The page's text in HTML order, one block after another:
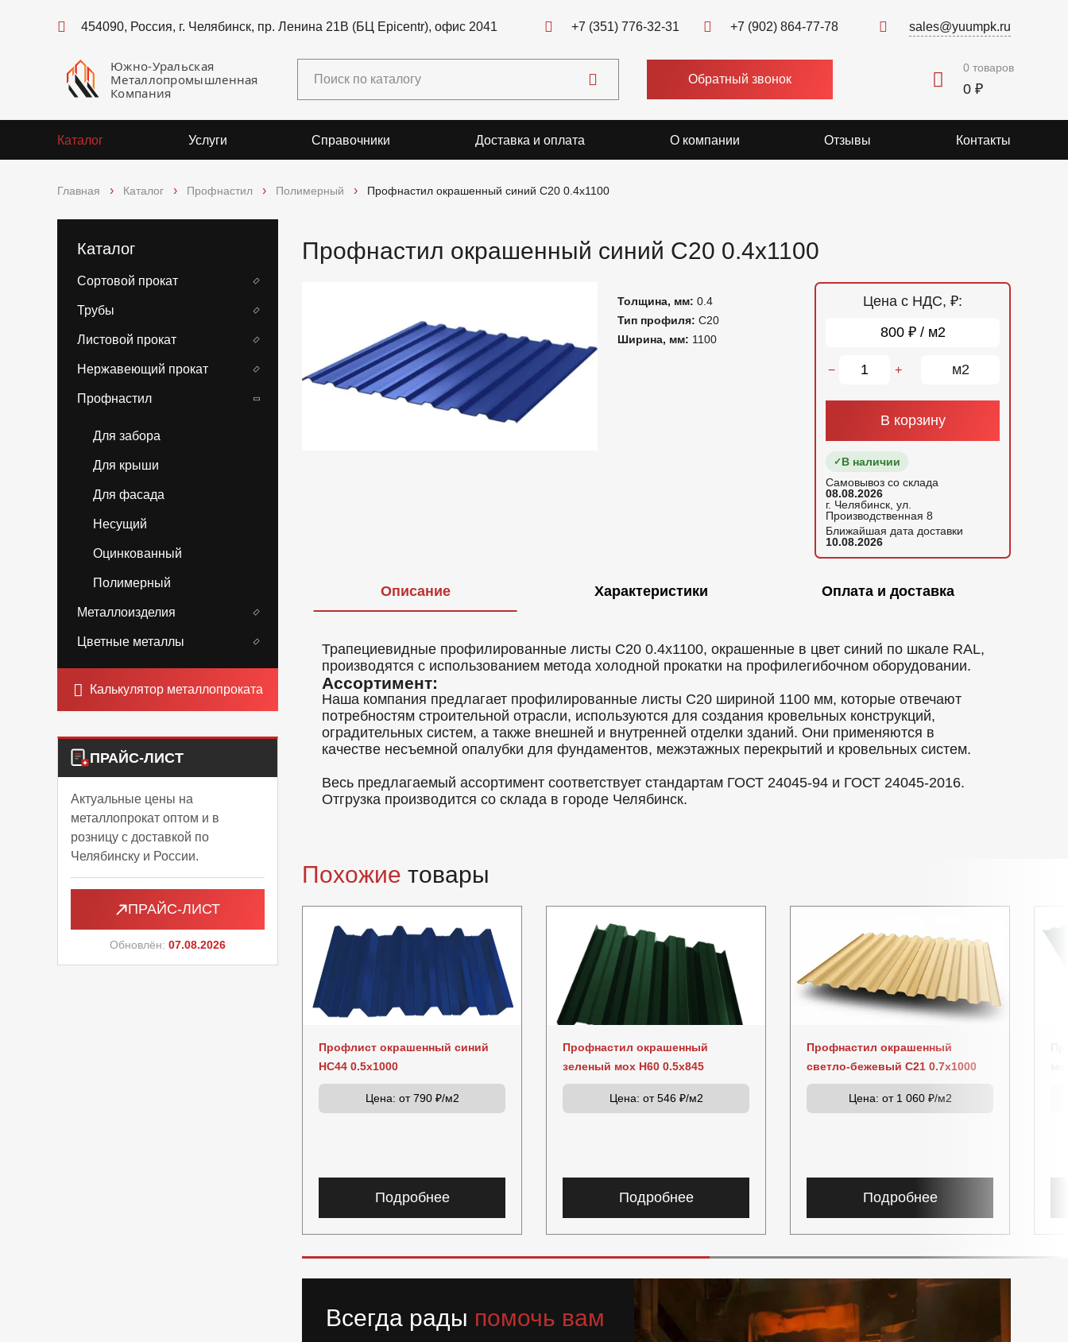
454090, Россия, г. Челябинск, пр. Ленина 21В (БЦ Epicentr), офис 2041 +7 (351) 776-32-31 +7 (902) 864-77-78 sales@yuumpk.ru
Южно-Уральская
Металлопромышленная
Компания
Обратный звонок
0 товаров
0 ₽
Каталог Услуги Справочники Доставка и оплата О компании Отзывы Контакты
Главная Каталог Профнастил Полимерный Профнастил окрашенный синий C20 0.4x1100
Каталог
Сортовой прокат
Трубы
Листовой прокат
Нержавеющий прокат
Профнастил
Для забора
Для крыши
Для фасада
Несущий
Оцинкованный
Полимерный
Металлоизделия
Цветные металлы
Калькулятор металлопроката
ПРАЙС-ЛИСТ
Актуальные цены на
металлопрокат оптом и в
розницу с доставкой по
Челябинску и России.
ПРАЙС-ЛИСТ
Обновлён: 07.08.2026
Профнастил окрашенный синий C20 0.4x1100
Толщина, мм: 0.4
Тип профиля: С20
Ширина, мм: 1100
Цена с НДС, ₽:
800 ₽ / м2
− + м2
В корзину
В наличии
Самовывоз со склада
08.08.2026
г. Челябинск, ул.
Производственная 8
Ближайшая дата доставки
10.08.2026
Описание Характеристики Оплата и доставка
Трапециевидные профилированные листы С20 0.4x1100, окрашенные в цвет синий по шкале RAL,
производятся с использованием метода холодной прокатки на профилегибочном оборудовании.
Ассортимент:
Наша компания предлагает профилированные листы С20 шириной 1100 мм, которые отвечают
потребностям строительной отрасли, используются для создания кровельных конструкций,
оградительных систем, а также внешней и внутренней отделки зданий. Они применяются в
качестве несъемной опалубки для фундаментов, межэтажных перекрытий и кровельных систем.
Весь предлагаемый ассортимент соответствует стандартам ГОСТ 24045-94 и ГОСТ 24045-2016.
Отгрузка производится со склада в городе Челябинск.
Похожие товары
Профлист окрашенный синий
НС44 0.5x1000
Цена: от 790 ₽/м2
Подробнее
Профнастил окрашенный
зеленый мох Н60 0.5x845
Цена: от 546 ₽/м2
Подробнее
Профнастил окрашенный
светло-бежевый C21 0.7x1000
Цена: от 1 060 ₽/м2
Подробнее
Всегда рады помочь вам